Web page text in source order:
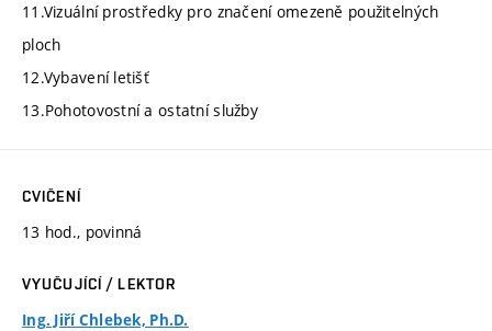
11.Vizuální prostředky pro značení omezeně použitelných
ploch
12.Vybavení letišť
13.Pohotovostní a ostatní služby
CVIČENÍ
13 hod., povinná
VYUČUJÍCÍ / LEKTOR
Ing. Jiří Chlebek, Ph.D.